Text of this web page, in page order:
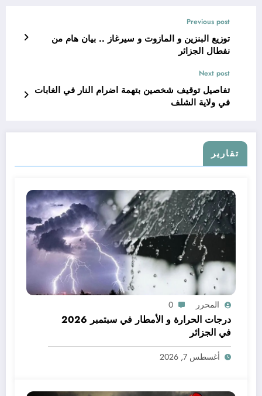
Previous post
توزيع البنزين و المازوت و سيرغاز .. بيان هام من
نفطال الجزائر
Next post
تفاصيل توقيف شخصين بتهمة اضرام النار في الغابات
في ولاية الشلف
تقارير
المحرر 0
درجات الحرارة و الأمطار في سبتمبر 2026
في الجزائر
أغسطس 7, 2026